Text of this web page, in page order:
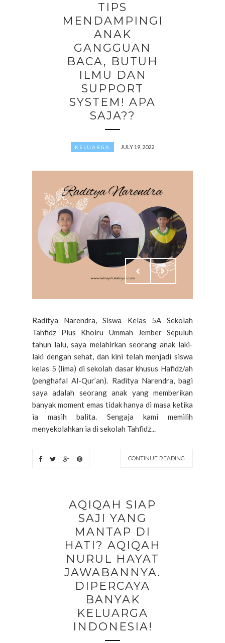
TIPS
MENDAMPINGI
ANAK
GANGGUAN
BACA, BUTUH
ILMU DAN
SUPPORT
SYSTEM! APA
SAJA??
KELUARGA JULY 19, 2022
Raditya Narendra, Siswa Kelas 5A Sekolah
Tahfidz Plus Khoiru Ummah Jember Sepuluh
tahun lalu, saya melahirkan seorang anak laki-
laki dengan sehat, dan kini telah menjadi siswa
kelas 5 (lima) di sekolah dasar khusus Hafidz/ah
(penghafal Al-Qur’an). Raditya Narendra, bagi
saya adalah seorang anak yang memberikan
banyak moment emas tidak hanya di masa ketika
ia masih balita. Sengaja kami memilih
menyekolahkan ia di sekolah Tahfidz...
CONTINUE READING
AQIQAH SIAP
SAJI YANG
MANTAP DI
HATI? AQIQAH
NURUL HAYAT
JAWABANNYA.
DIPERCAYA
BANYAK
KELUARGA
INDONESIA!